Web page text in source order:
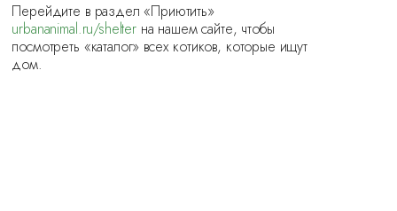
Перейдите в раздел «Приютить»
urbananimal.ru/shelterна нашем сайте, чтобы
посмотреть «каталог» всех котиков, которые ищут
дом.